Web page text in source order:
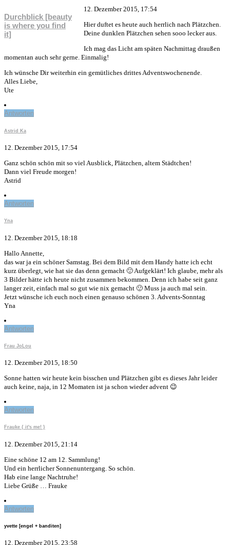
Durchblick [beauty
is where you find
it]
12. Dezember 2015, 17:54
Hier duftet es heute auch herrlich nach Plätzchen.
Deine dunklen Plätzchen sehen sooo lecker aus.
Ich mag das Licht am späten Nachmittag draußen
momentan auch sehr gerne. Einmalig!
Ich wünsche Dir weiterhin ein gemütliches drittes Adventswochenende.
Alles Liebe,
Ute
Antworten
Astrid Ka
12. Dezember 2015, 17:54
Ganz schön schön mit so viel Ausblick, Plätzchen, altem Städtchen!
Dann viel Freude morgen!
Astrid
Antworten
Yna
12. Dezember 2015, 18:18
Hallo Annette,
das war ja ein schöner Samstag. Bei dem Bild mit dem Handy hatte ich echt
kurz überlegt, wie hat sie das denn gemacht 🙂 Aufgeklärt! Ich glaube, mehr als
3 Bilder hätte ich heute nicht zusammen bekommen. Denn ich habe seit ganz
langer zeit, einfach mal so gut wie nix gemacht 🙂 Muss ja auch mal sein.
Jetzt wünsche ich euch noch einen genauso schönen 3. Advents-Sonntag
Yna
Antworten
Frau JoLou
12. Dezember 2015, 18:50
Sonne hatten wir heute kein bisschen und Plätzchen gibt es dieses Jahr leider
auch keine, naja, in 12 Momaten ist ja schon wieder advent 😉
Antworten
Frauke { it's me! }
12. Dezember 2015, 21:14
Eine schöne 12 am 12. Sammlung!
Und ein herrlicher Sonnenuntergang. So schön.
Hab eine lange Nachtruhe!
Liebe Grüße … Frauke
Antworten
yvette [engel + banditen]
12. Dezember 2015, 23:58